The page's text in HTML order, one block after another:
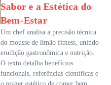
Sabor e a Estética do
Bem-Estar
Um chef analisa a precisão técnica
do mousse de limão fitness, unindo
erudição gastronômica e nutrição.
O texto detalha benefícios
funcionais, referências científicas e